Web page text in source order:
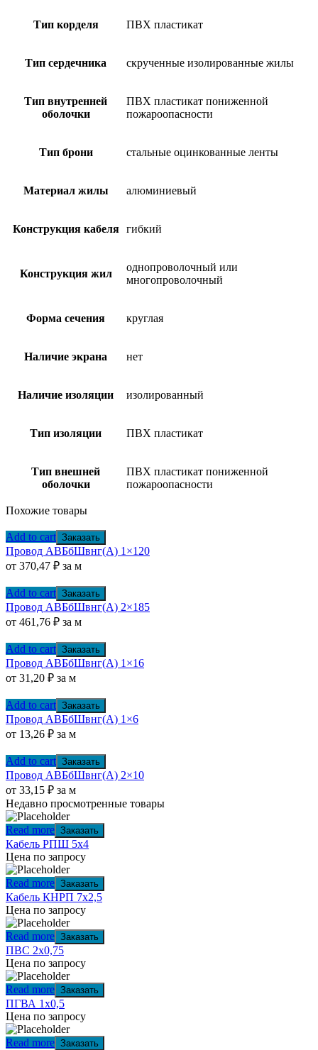
Тип корделя ПВХ пластикат
Тип сердечника скрученные изолированные жилы
Тип внутренней
оболочки
ПВХ пластикат пониженной
пожароопасности
Тип брони стальные оцинкованные ленты
Материал жилы алюминиевый
Конструкция кабеля гибкий
Конструкция жил
однопроволочный или
многопроволочный
Форма сечения круглая
Наличие экрана нет
Наличие изоляции изолированный
Тип изоляции ПВХ пластикат
Тип внешней
оболочки
ПВХ пластикат пониженной
пожароопасности
Похожие товары
Add to cart Заказать
Провод АВБбШвнг(А) 1×120
от 370,47 ₽ за м
Add to cart Заказать
Провод АВБбШвнг(А) 2×185
от 461,76 ₽ за м
Add to cart Заказать
Провод АВБбШвнг(А) 1×16
от 31,20 ₽ за м
Add to cart Заказать
Провод АВБбШвнг(А) 1×6
от 13,26 ₽ за м
Add to cart Заказать
Провод АВБбШвнг(А) 2×10
от 33,15 ₽ за м
Недавно просмотренные товары
Read more Заказать
Кабель РПШ 5х4
Цена по запросу
Read more Заказать
Кабель КНРП 7х2,5
Цена по запросу
Read more Заказать
ПВС 2х0,75
Цена по запросу
Read more Заказать
ПГВА 1х0,5
Цена по запросу
Read more Заказать